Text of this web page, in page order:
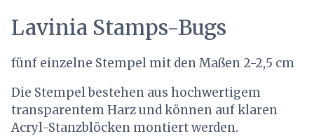
Lavinia Stamps-Bugs
fünf einzelne Stempel mit den Maßen 2-2,5 cm
Die Stempel bestehen aus hochwertigem
transparentem Harz und können auf klaren
Acryl-Stanzblöcken montiert werden.